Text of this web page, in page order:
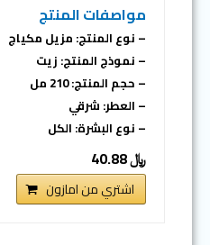
مواصفات المنتج
– نوع المنتج: مزيل مكياج
– نموذج المنتج: زيت
– حجم المنتج: 210 مل
– العطر: شرقي
– نوع البشرة: الكل
﷼ 40.88
اشتري من امازون